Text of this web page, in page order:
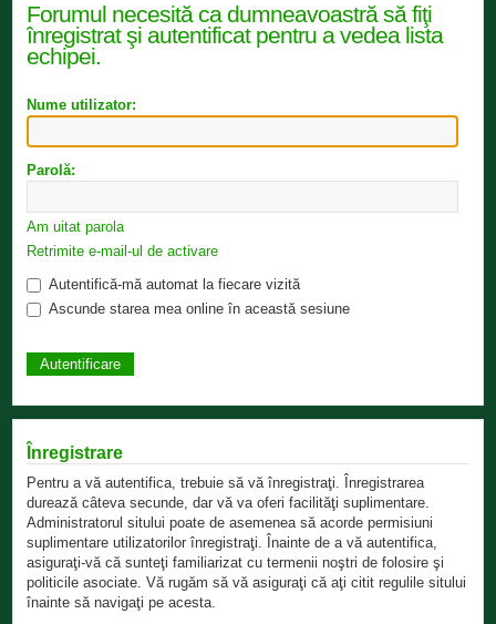
Forumul necesită ca dumneavoastră să fiţi
înregistrat şi autentificat pentru a vedea lista
echipei.
Nume utilizator:
Parolă:
Am uitat parola
Retrimite e-mail-ul de activare
Autentifică-mă automat la fiecare vizită
Ascunde starea mea online în această sesiune
Înregistrare
Pentru a vă autentifica, trebuie să vă înregistraţi. Înregistrarea
durează câteva secunde, dar vă va oferi facilităţi suplimentare.
Administratorul sitului poate de asemenea să acorde permisiuni
suplimentare utilizatorilor înregistraţi. Înainte de a vă autentifica,
asiguraţi-vă că sunteţi familiarizat cu termenii noştri de folosire şi
politicile asociate. Vă rugăm să vă asiguraţi că aţi citit regulile sitului
înainte să navigaţi pe acesta.